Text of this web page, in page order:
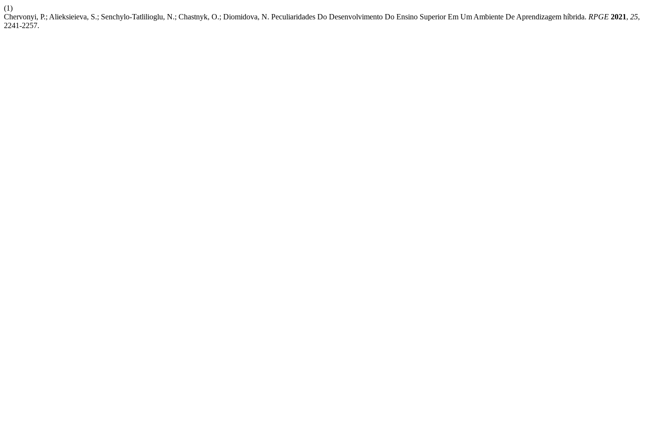
(1)
Chervonyi, P.; Alieksieieva, S.; Senchylo-Tatlilioglu, N.; Chastnyk, O.; Diomidova, N. Peculiaridades Do Desenvolvimento Do Ensino Superior Em Um Ambiente De Aprendizagem híbrida. RPGE 2021, 25,
2241-2257.